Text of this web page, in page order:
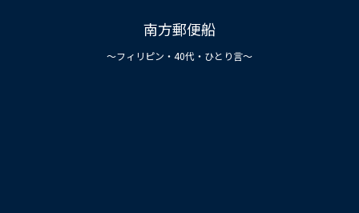
南方郵便船
〜フィリピン・40代・ひとり言〜